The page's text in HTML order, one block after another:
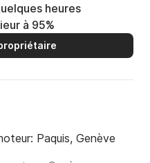
heures
à 95%
Paquis, Genève